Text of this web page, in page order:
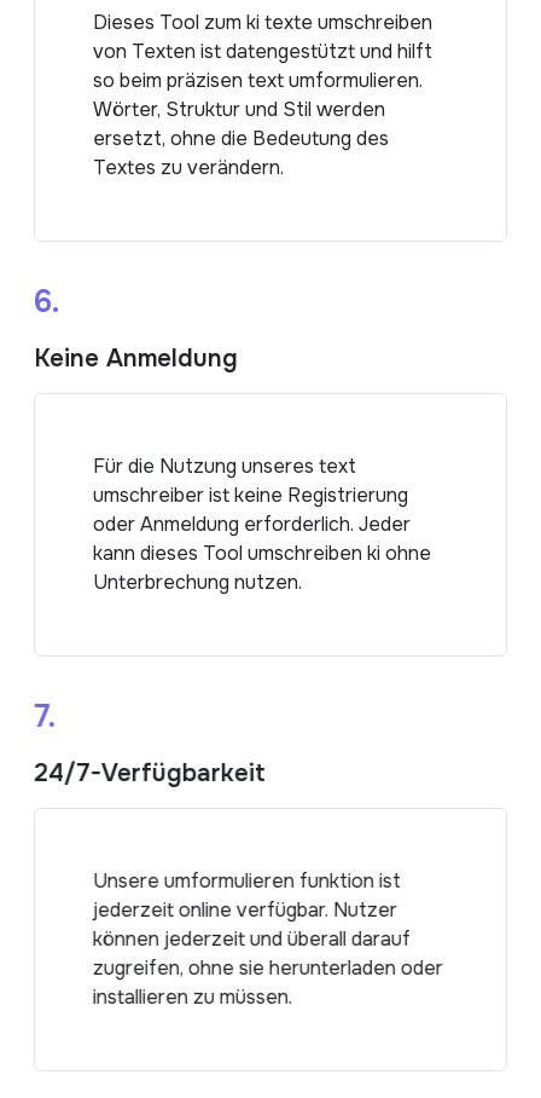
Dieses Tool zum ki texte umschreiben
von Texten ist datengestützt und hilft
so beim präzisen text umformulieren.
Wörter, Struktur und Stil werden
ersetzt, ohne die Bedeutung des
Textes zu verändern.
6.
Keine Anmeldung
Für die Nutzung unseres text
umschreiber ist keine Registrierung
oder Anmeldung erforderlich. Jeder
kann dieses Tool umschreiben ki ohne
Unterbrechung nutzen.
7.
24/7-Verfügbarkeit
Unsere umformulieren funktion ist
jederzeit online verfügbar. Nutzer
können jederzeit und überall darauf
zugreifen, ohne sie herunterladen oder
installieren zu müssen.